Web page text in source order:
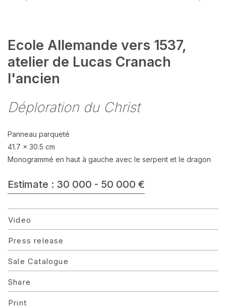
Ecole Allemande vers 1537,
atelier de Lucas Cranach
l'ancien
Déploration du Christ
Panneau parqueté
41.7 x 30.5 cm
Monogrammé en haut à gauche avec le serpent et le dragon
Estimate : 30 000 - 50 000 €
Video
Press release
Sale Catalogue
Share
Print